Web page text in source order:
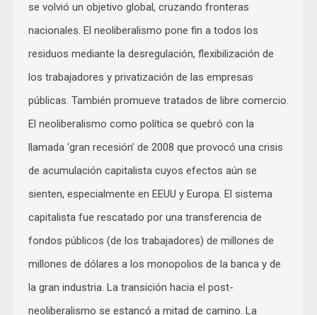
se volvió un objetivo global, cruzando fronteras
nacionales. El neoliberalismo pone fin a todos los
residuos mediante la desregulación, flexibilización de
los trabajadores y privatización de las empresas
públicas. También promueve tratados de libre comercio.
El neoliberalismo como política se quebró con la
llamada ‘gran recesión’ de 2008 que provocó una crisis
de acumulación capitalista cuyos efectos aún se
sienten, especialmente en EEUU y Europa. El sistema
capitalista fue rescatado por una transferencia de
fondos públicos (de los trabajadores) de millones de
millones de dólares a los monopolios de la banca y de
la gran industria. La transición hacia el post-
neoliberalismo se estancó a mitad de camino. La